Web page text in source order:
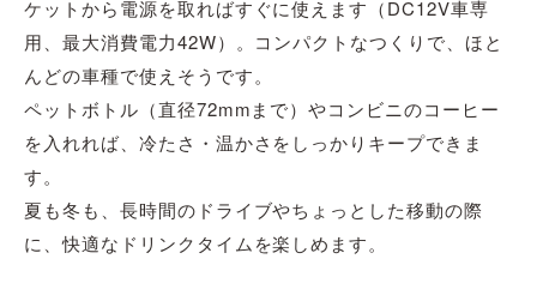
ケットから電源を取ればすぐに使えます（DC12V車専
用、最大消費電力42W）。コンパクトなつくりで、ほと
んどの車種で使えそうです。
ペットボトル（直径72mmまで）やコンビニのコーヒー
を入れれば、冷たさ・温かさをしっかりキープできま
す。
夏も冬も、長時間のドライブやちょっとした移動の際
に、快適なドリンクタイムを楽しめます。